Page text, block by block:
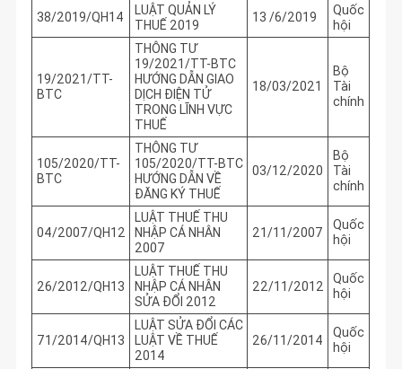
38/2019/QH14
LUẬT QUẢN LÝ
THUẾ 2019
13 /6/2019
Quốc
hội
19/2021/TT-
BTC
THÔNG TƯ
19/2021/TT-BTC
HƯỚNG DẪN GIAO
DỊCH ĐIỆN TỬ
TRONG LĨNH VỰC
THUẾ
18/03/2021
Bộ
Tài
chính
105/2020/TT-
BTC
THÔNG TƯ
105/2020/TT-BTC
HƯỚNG DẪN VỀ
ĐĂNG KÝ THUẾ
03/12/2020
Bộ
Tài
chính
04/2007/QH12
LUẬT THUẾ THU
NHẬP CÁ NHÂN
2007
21/11/2007
Quốc
hội
26/2012/QH13
LUẬT THUẾ THU
NHẬP CÁ NHÂN
SỬA ĐỔI 2012
22/11/2012
Quốc
hội
71/2014/QH13
LUẬT SỬA ĐỔI CÁC
LUẬT VỀ THUẾ
2014
26/11/2014
Quốc
hội